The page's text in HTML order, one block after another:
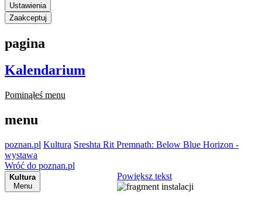
Ustawienia
Zaakceptuj
pagina
Kalendarium
Pominąłeś menu
menu
poznan.pl Kultura Sreshta Rit Premnath: Below Blue Horizon -
wystawa
Wróć do poznan.pl
Kultura
Menu
Powiększ tekst